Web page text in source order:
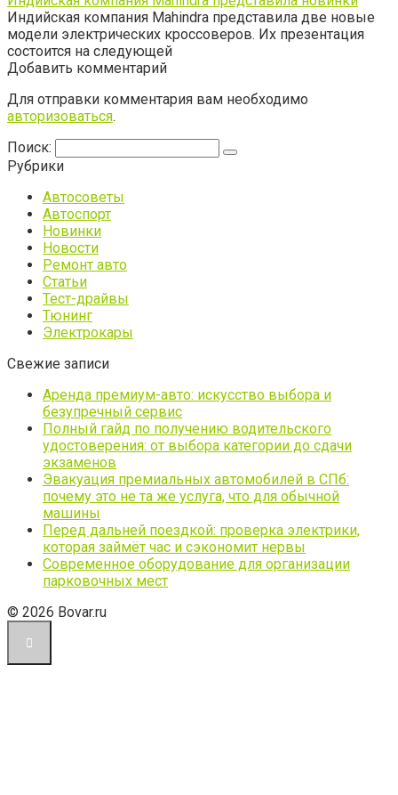
Индийская компания Mahindra представила две новые
модели электрических кроссоверов. Их презентация
состоится на следующей
Добавить комментарий
Для отправки комментария вам необходимо
авторизоваться.
Поиск:
Рубрики
Автосоветы
Автоспорт
Новинки
Новости
Ремонт авто
Статьи
Тест-драйвы
Тюнинг
Электрокары
Свежие записи
Аренда премиум-авто: искусство выбора и
безупречный сервис
Полный гайд по получению водительского
удостоверения: от выбора категории до сдачи
экзаменов
Эвакуация премиальных автомобилей в СПб:
почему это не та же услуга, что для обычной
машины
Перед дальней поездкой: проверка электрики,
которая займёт час и сэкономит нервы
Современное оборудование для организации
парковочных мест
© 2026 Bovar.ru